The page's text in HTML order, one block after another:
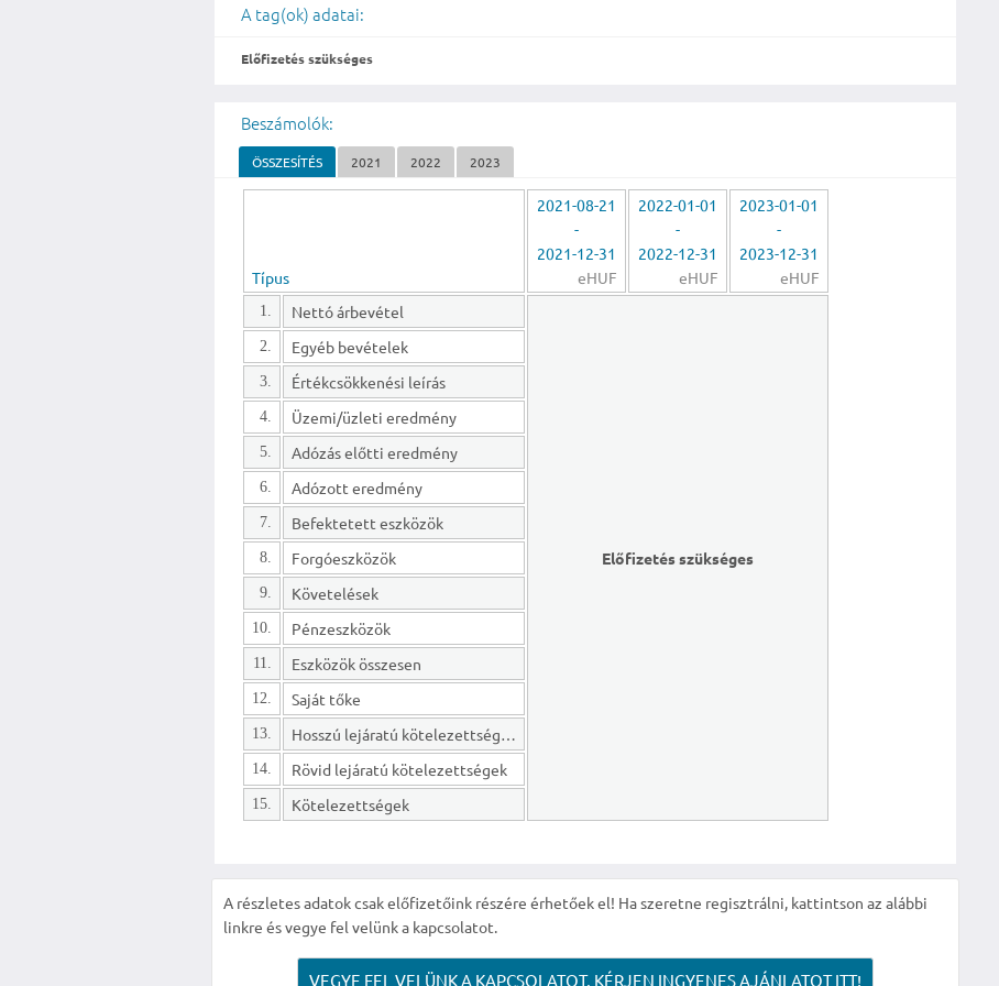
A tag(ok) adatai:
Előfizetés szükséges
Beszámolók:
ÖSSZESÍTÉS 2021 2022 2023
Típus
2021-08-21
-
2021-12-31
eHUF
2022-01-01
-
2022-12-31
eHUF
2023-01-01
-
2023-12-31
eHUF
1. Nettó árbevétel
Előfizetés szükséges
2. Egyéb bevételek
3. Értékcsökkenési leírás
4. Üzemi/üzleti eredmény
5. Adózás előtti eredmény
6. Adózott eredmény
7. Befektetett eszközök
8. Forgóeszközök
9. Követelések
10. Pénzeszközök
11. Eszközök összesen
12. Saját tőke
13. Hosszú lejáratú kötelezettségek
14. Rövid lejáratú kötelezettségek
15. Kötelezettségek
A részletes adatok csak előfizetőink részére érhetőek el! Ha szeretne regisztrálni, kattintson az alábbi
linkre és vegye fel velünk a kapcsolatot.
VEGYE FEL VELÜNK A KAPCSOLATOT, KÉRJEN INGYENES AJÁNLATOT ITT!